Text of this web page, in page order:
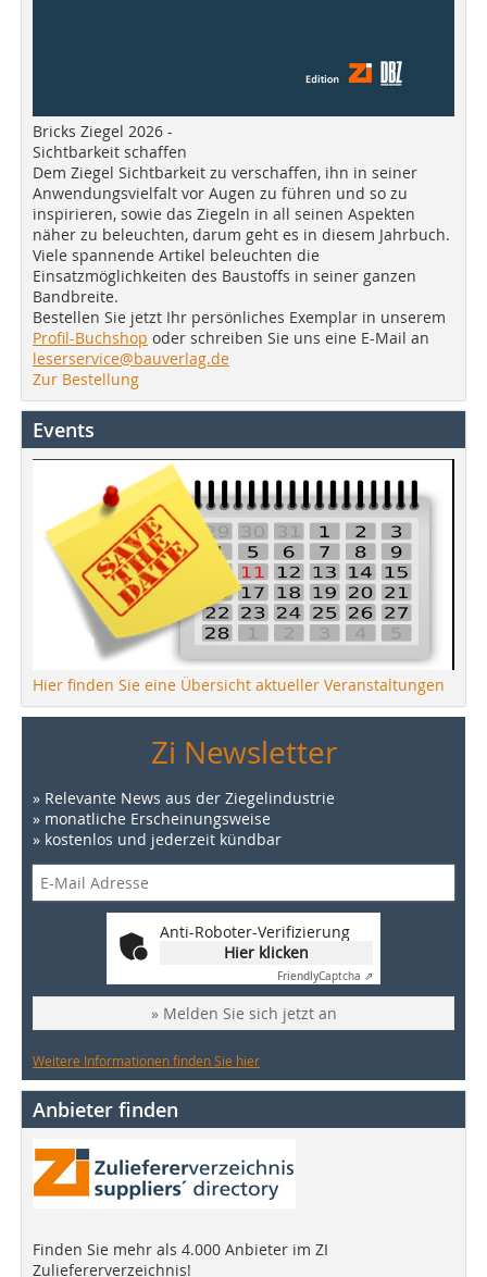
Bricks Ziegel 2026 -
Sichtbarkeit schaffen
Dem Ziegel Sichtbarkeit zu verschaffen, ihn in seiner
Anwendungsvielfalt vor Augen zu führen und so zu
inspirieren, sowie das Ziegeln in all seinen Aspekten
näher zu beleuchten, darum geht es in diesem Jahrbuch.
Viele spannende Artikel beleuchten die
Einsatzmöglichkeiten des Baustoffs in seiner ganzen
Bandbreite.
Bestellen Sie jetzt Ihr persönliches Exemplar in unserem
Profil-Buchshop oder schreiben Sie uns eine E-Mail an
leserservice@bauverlag.de
Zur Bestellung
Events
Hier finden Sie eine Übersicht aktueller Veranstaltungen
Zi Newsletter
» Relevante News aus der Ziegelindustrie
» monatliche Erscheinungsweise
» kostenlos und jederzeit kündbar
Anti-Roboter-Verifizierung
Hier klicken
FriendlyCaptcha ⇗
» Melden Sie sich jetzt an
Weitere Informationen finden Sie hier
Anbieter finden
Finden Sie mehr als 4.000 Anbieter im ZI
Zuliefererverzeichnis!